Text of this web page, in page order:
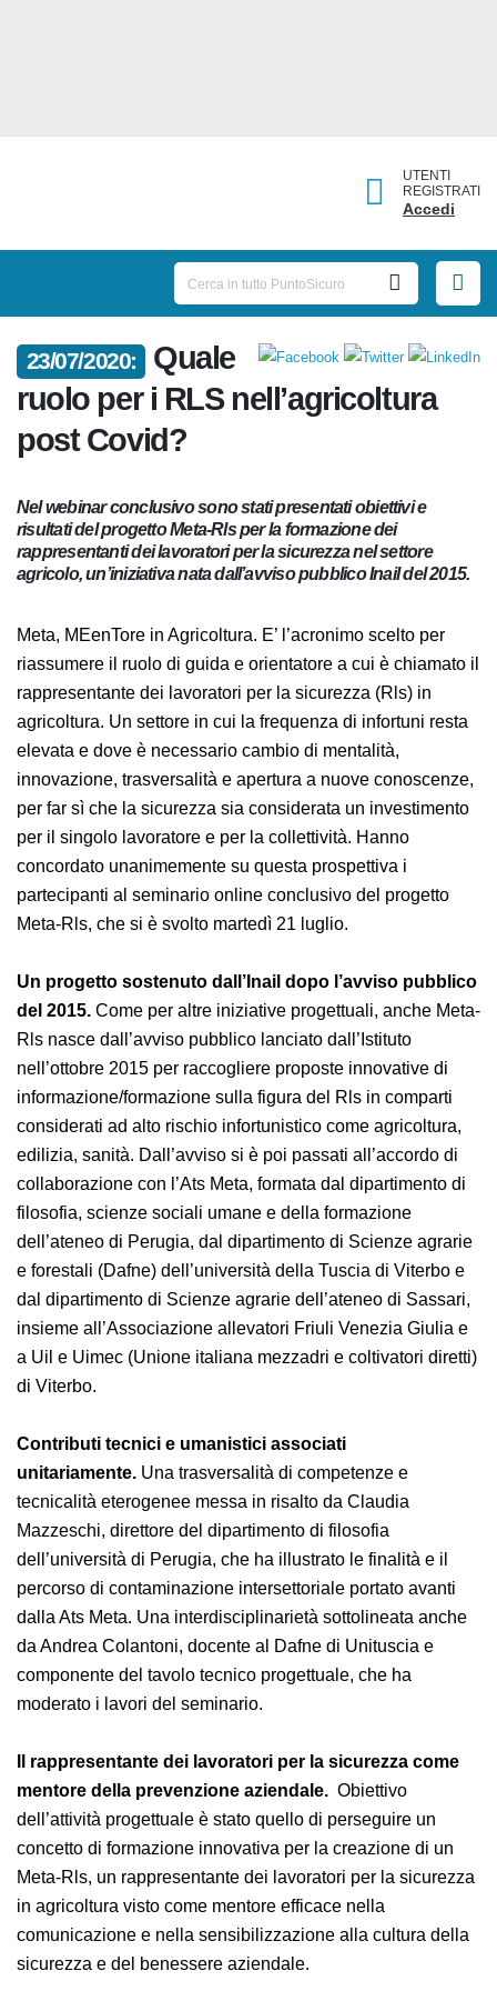
UTENTI
REGISTRATI
Accedi
23/07/2020:
Quale
ruolo per i RLS nell’agricoltura
post Covid?
Nel webinar conclusivo sono stati presentati obiettivi e
risultati del progetto Meta-Rls per la formazione dei
rappresentanti dei lavoratori per la sicurezza nel settore
agricolo, un’iniziativa nata dall’avviso pubblico Inail del
Meta, MEenTore in Agricoltura. E’ l’acronimo scelto per
riassumere il ruolo di guida e orientatore a cui è
chiamato il rappresentante dei lavoratori per la
sicurezza (Rls) in agricoltura. Un settore in cui la
frequenza di infortuni resta elevata e dove è necessario
cambio di mentalità, innovazione, trasversalità e
apertura a nuove conoscenze, per far sì che la
sicurezza sia considerata un investimento per il singolo
lavoratore e per la collettività. Hanno concordato
unanimemente su questa prospettiva i partecipanti al
si è svolto martedì 21 luglio.
Un progetto sostenuto dall’Inail dopo l’avviso
pubblico del 2015.Come per altre iniziative
progettuali, anche Meta-Rls nasce dall’avviso pubblico
lanciato dall’Istituto nell’ottobre 2015 per raccogliere
proposte innovative di informazione/formazione sulla
figura del Rls in comparti considerati ad alto rischio
infortunistico come agricoltura, edilizia, sanità.
Dall’avviso si è poi passati all’accordo di collaborazione
con l’Ats Meta, formata dal dipartimento di filosofia,
scienze sociali umane e della formazione dell’ateneo di
Perugia, dal dipartimento di Scienze agrarie e forestali
(Dafne) dell’università della Tuscia di Viterbo e dal
dipartimento di Scienze agrarie dell’ateneo di Sassari,
a Uil e Uimec (Unione italiana mezzadri e coltivatori
diretti) di Viterbo.
Contributi tecnici e umanistici associati
unitariamente.Una trasversalità di competenze e
tecnicalità eterogenee messa in risalto da Claudia
Mazzeschi, direttore del dipartimento di filosofia
dell’università di Perugia, che ha illustrato le finalità e il
percorso di contaminazione intersettoriale portato
avanti dalla Ats Meta. Una interdisciplinarietà
Dafne di Unituscia e componente del tavolo tecnico
progettuale, che ha moderato i lavori del seminario.
Il rappresentante dei lavoratori per la sicurezza
come mentore della prevenzione
aziendale.Obiettivo dell’attività progettuale è stato
quello di perseguire un concetto di formazione
innovativa per la creazione di un Meta-Rls, un